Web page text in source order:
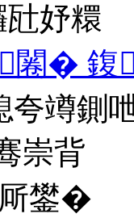
妤糫
闂� 鍑
夸竴鍘
崇背
鐢�